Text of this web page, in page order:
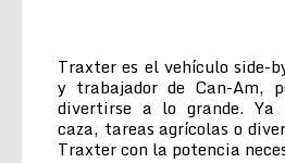
Traxter es el vehículo side-
y trabajador de Can-Am,
divertirse a lo grande. Ya
caza, tareas agrícolas o
Traxter con la potencia